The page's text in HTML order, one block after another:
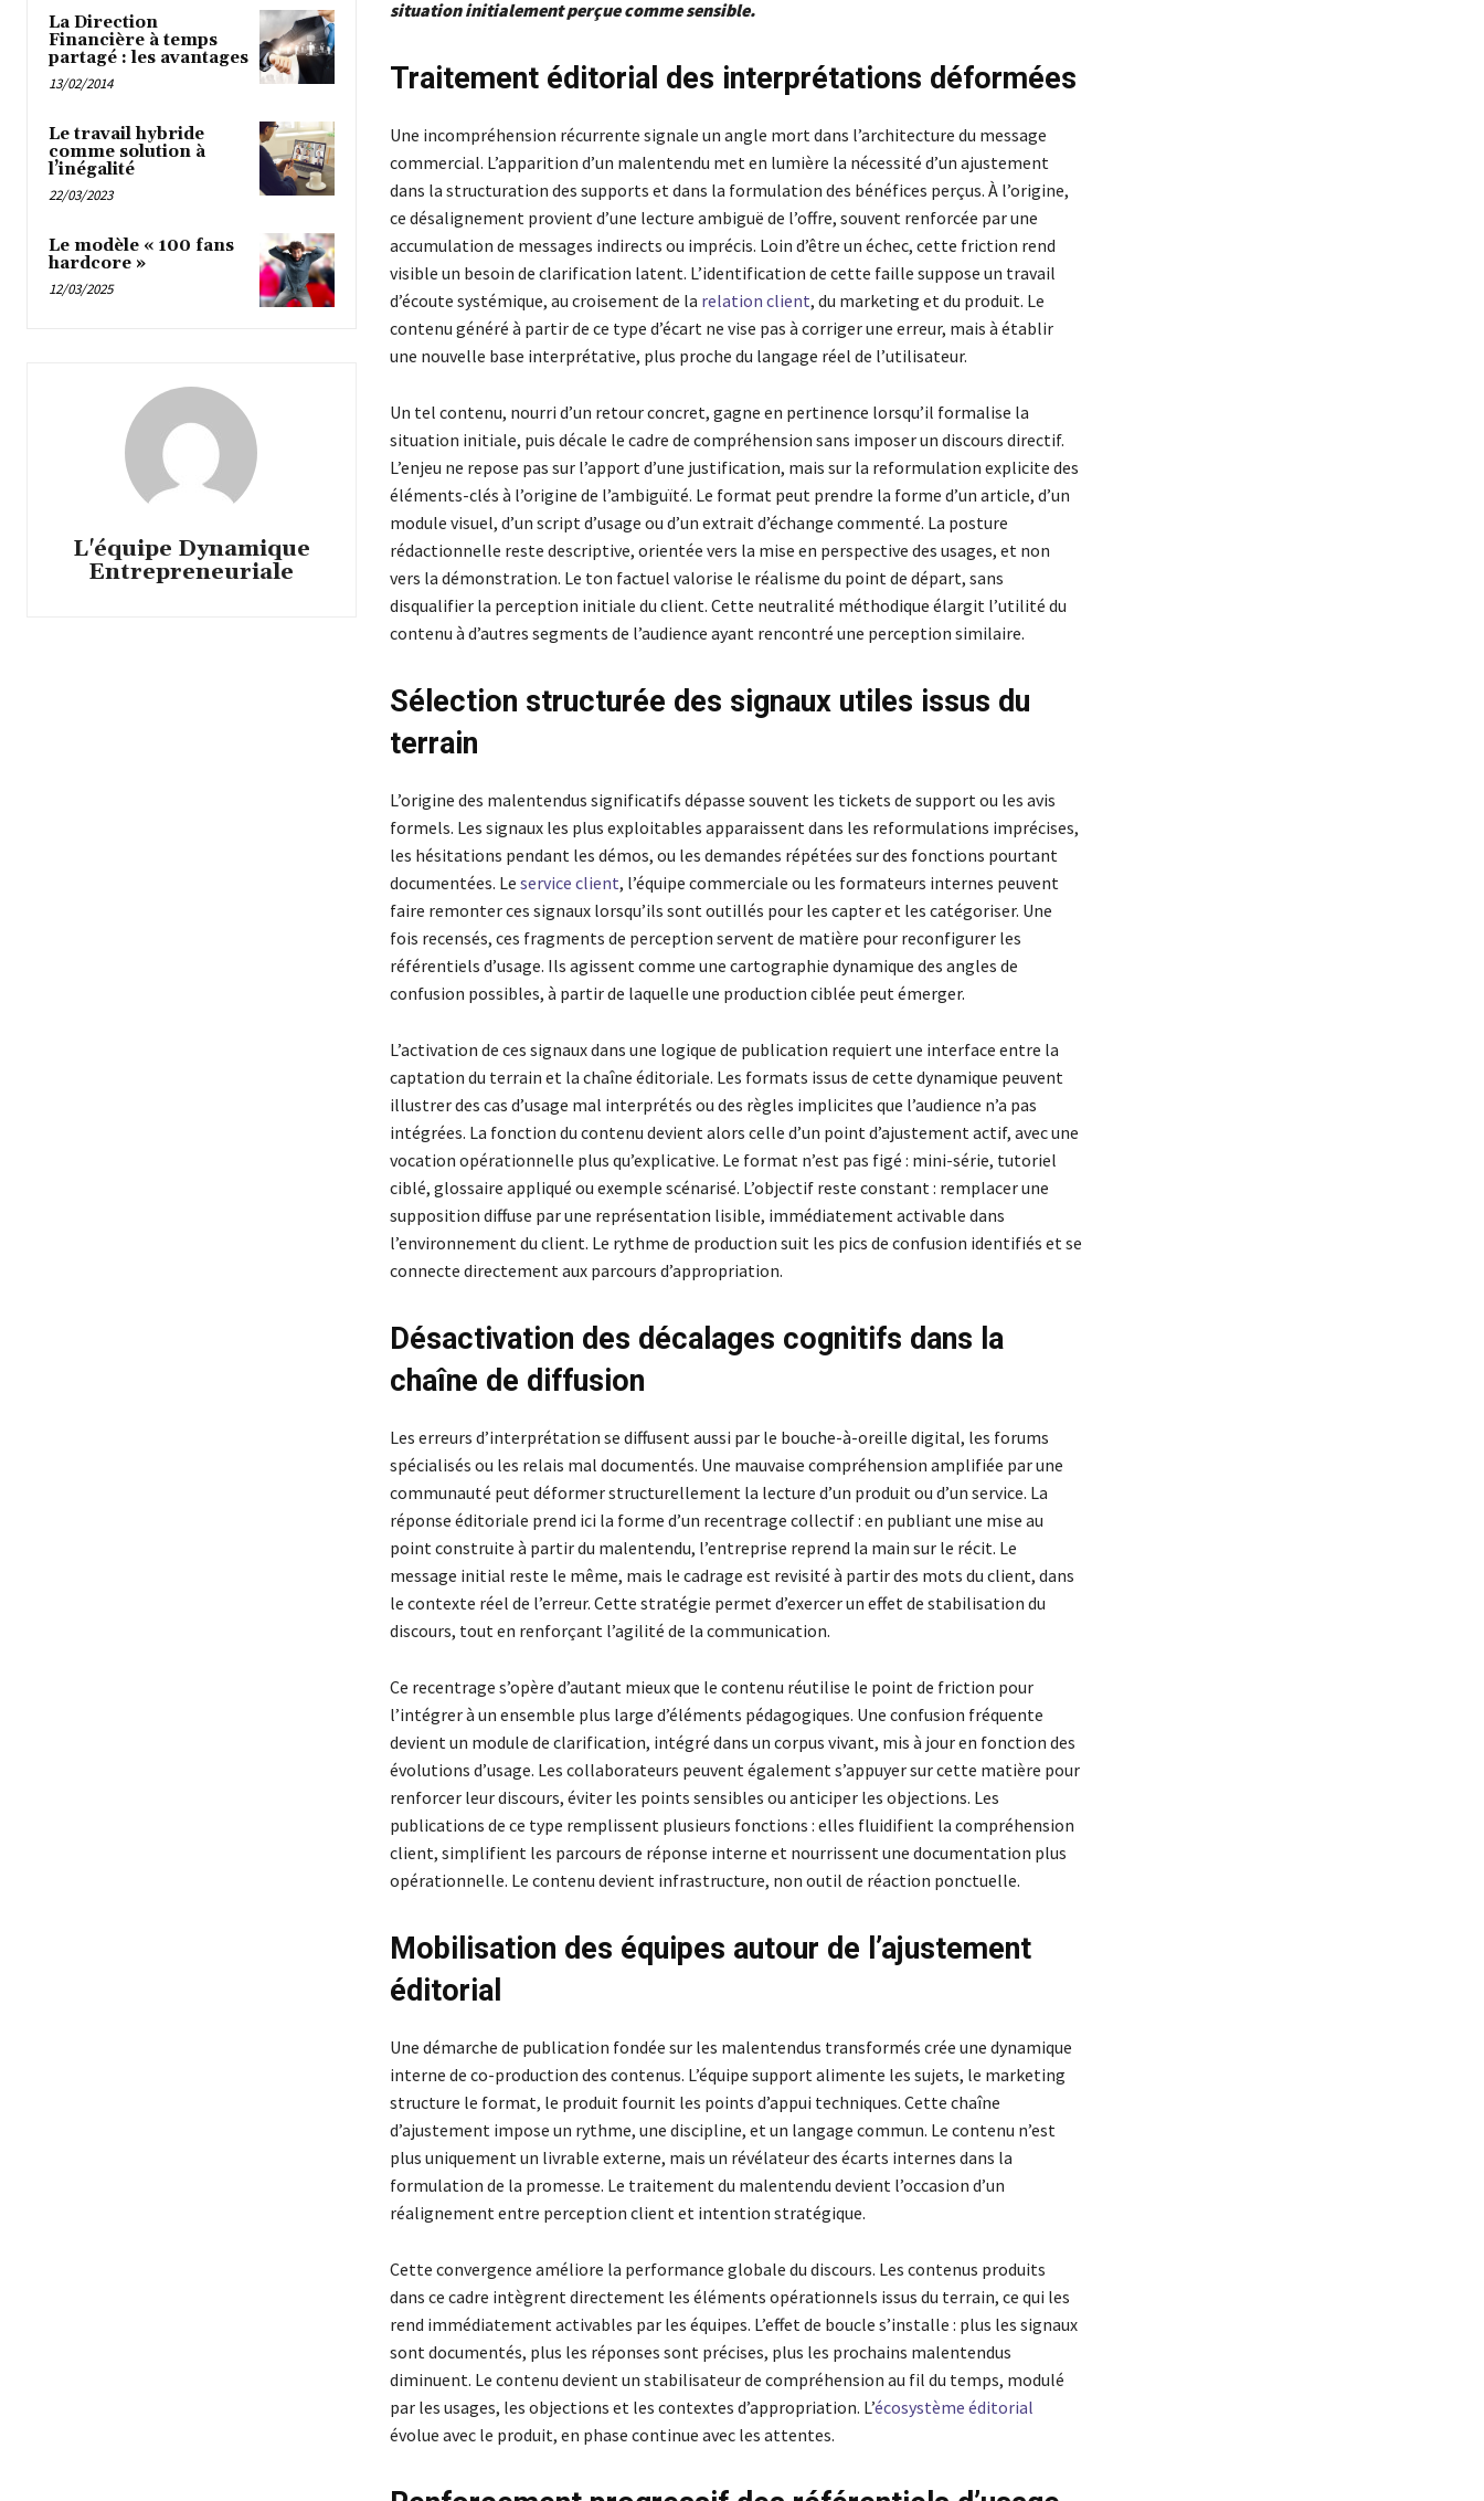
La Direction
Financière à temps
partagé : les avantages
13/02/2014
Le travail hybride
comme solution à
l’inégalité
22/03/2023
Le modèle « 100 fans
hardcore »
12/03/2025
L'équipe Dynamique
Entrepreneuriale
situation initialement perçue comme sensible.
Traitement éditorial des interprétations déformées
Une incompréhension récurrente signale un angle mort dans l’architecture du message
commercial. L’apparition d’un malentendu met en lumière la nécessité d’un ajustement
dans la structuration des supports et dans la formulation des bénéfices perçus. À l’origine,
ce désalignement provient d’une lecture ambiguë de l’offre, souvent renforcée par une
accumulation de messages indirects ou imprécis. Loin d’être un échec, cette friction rend
visible un besoin de clarification latent. L’identification de cette faille suppose un travail
d’écoute systémique, au croisement de la relation client, du marketing et du produit. Le
contenu généré à partir de ce type d’écart ne vise pas à corriger une erreur, mais à établir
une nouvelle base interprétative, plus proche du langage réel de l’utilisateur.
Un tel contenu, nourri d’un retour concret, gagne en pertinence lorsqu’il formalise la
situation initiale, puis décale le cadre de compréhension sans imposer un discours directif.
L’enjeu ne repose pas sur l’apport d’une justification, mais sur la reformulation explicite des
éléments-clés à l’origine de l’ambiguïté. Le format peut prendre la forme d’un article, d’un
module visuel, d’un script d’usage ou d’un extrait d’échange commenté. La posture
rédactionnelle reste descriptive, orientée vers la mise en perspective des usages, et non
vers la démonstration. Le ton factuel valorise le réalisme du point de départ, sans
disqualifier la perception initiale du client. Cette neutralité méthodique élargit l’utilité du
contenu à d’autres segments de l’audience ayant rencontré une perception similaire.
Sélection structurée des signaux utiles issus du
terrain
L’origine des malentendus significatifs dépasse souvent les tickets de support ou les avis
formels. Les signaux les plus exploitables apparaissent dans les reformulations imprécises,
les hésitations pendant les démos, ou les demandes répétées sur des fonctions pourtant
documentées. Le service client, l’équipe commerciale ou les formateurs internes peuvent
faire remonter ces signaux lorsqu’ils sont outillés pour les capter et les catégoriser. Une
fois recensés, ces fragments de perception servent de matière pour reconfigurer les
référentiels d’usage. Ils agissent comme une cartographie dynamique des angles de
confusion possibles, à partir de laquelle une production ciblée peut émerger.
L’activation de ces signaux dans une logique de publication requiert une interface entre la
captation du terrain et la chaîne éditoriale. Les formats issus de cette dynamique peuvent
illustrer des cas d’usage mal interprétés ou des règles implicites que l’audience n’a pas
intégrées. La fonction du contenu devient alors celle d’un point d’ajustement actif, avec une
vocation opérationnelle plus qu’explicative. Le format n’est pas figé : mini-série, tutoriel
ciblé, glossaire appliqué ou exemple scénarisé. L’objectif reste constant : remplacer une
supposition diffuse par une représentation lisible, immédiatement activable dans
l’environnement du client. Le rythme de production suit les pics de confusion identifiés et se
connecte directement aux parcours d’appropriation.
Désactivation des décalages cognitifs dans la
chaîne de diffusion
Les erreurs d’interprétation se diffusent aussi par le bouche-à-oreille digital, les forums
spécialisés ou les relais mal documentés. Une mauvaise compréhension amplifiée par une
communauté peut déformer structurellement la lecture d’un produit ou d’un service. La
réponse éditoriale prend ici la forme d’un recentrage collectif : en publiant une mise au
point construite à partir du malentendu, l’entreprise reprend la main sur le récit. Le
message initial reste le même, mais le cadrage est revisité à partir des mots du client, dans
le contexte réel de l’erreur. Cette stratégie permet d’exercer un effet de stabilisation du
discours, tout en renforçant l’agilité de la communication.
Ce recentrage s’opère d’autant mieux que le contenu réutilise le point de friction pour
l’intégrer à un ensemble plus large d’éléments pédagogiques. Une confusion fréquente
devient un module de clarification, intégré dans un corpus vivant, mis à jour en fonction des
évolutions d’usage. Les collaborateurs peuvent également s’appuyer sur cette matière pour
renforcer leur discours, éviter les points sensibles ou anticiper les objections. Les
publications de ce type remplissent plusieurs fonctions : elles fluidifient la compréhension
client, simplifient les parcours de réponse interne et nourrissent une documentation plus
opérationnelle. Le contenu devient infrastructure, non outil de réaction ponctuelle.
Mobilisation des équipes autour de l’ajustement
éditorial
Une démarche de publication fondée sur les malentendus transformés crée une dynamique
interne de co-production des contenus. L’équipe support alimente les sujets, le marketing
structure le format, le produit fournit les points d’appui techniques. Cette chaîne
d’ajustement impose un rythme, une discipline, et un langage commun. Le contenu n’est
plus uniquement un livrable externe, mais un révélateur des écarts internes dans la
formulation de la promesse. Le traitement du malentendu devient l’occasion d’un
réalignement entre perception client et intention stratégique.
Cette convergence améliore la performance globale du discours. Les contenus produits
dans ce cadre intègrent directement les éléments opérationnels issus du terrain, ce qui les
rend immédiatement activables par les équipes. L’effet de boucle s’installe : plus les signaux
sont documentés, plus les réponses sont précises, plus les prochains malentendus
diminuent. Le contenu devient un stabilisateur de compréhension au fil du temps, modulé
par les usages, les objections et les contextes d’appropriation. L’écosystème éditorial
évolue avec le produit, en phase continue avec les attentes.